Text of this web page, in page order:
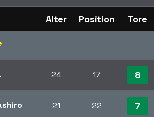
Alter Position Tore
24 17 8
21 22 7